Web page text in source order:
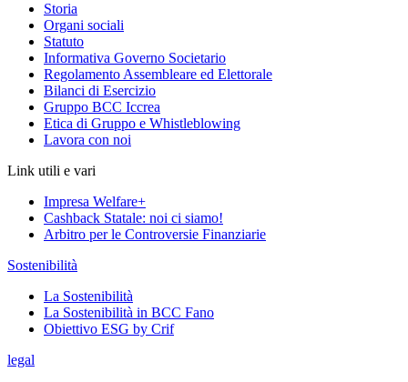
Storia
Organi sociali
Statuto
Informativa Governo Societario
Regolamento Assembleare ed Elettorale
Bilanci di Esercizio
Gruppo BCC Iccrea
Etica di Gruppo e Whistleblowing
Lavora con noi
Link utili e vari
Impresa Welfare+
Cashback Statale: noi ci siamo!
Arbitro per le Controversie Finanziarie
Sostenibilità
La Sostenibilità
La Sostenibilità in BCC Fano
Obiettivo ESG by Crif
legal